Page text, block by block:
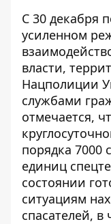
С 30 декабря
усиленном
власти,
Нацполиции
службами
отмечается,
порядка 7000
единиц
состоянии
ситуациям
спасателей, в